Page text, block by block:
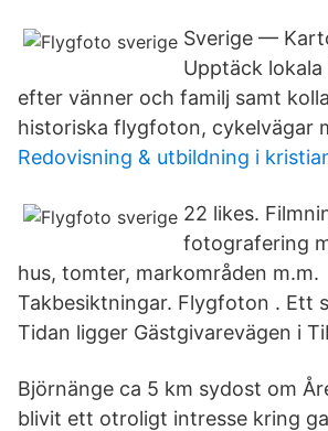
Sverige —
Upptäck
efter vänner och familj samt
historiska flygfoton, cykelvägar
Redovisning & utbildning i
22 likes.
fotografering
hus, tomter, markområden m.m.
Takbesiktningar. Flygfoton . Ett
Tidan ligger Gästgivarevägen i
Björnänge ca 5 km sydost om
blivit ett otroligt intresse kring